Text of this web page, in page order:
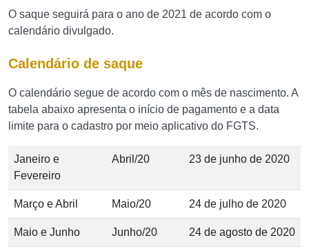
O saque seguirá para o ano de 2021 de acordo com o
calendário divulgado.
Calendário de saque
O calendário segue de acordo com o mês de nascimento. A
tabela abaixo apresenta o início de pagamento e a data
limite para o cadastro por meio aplicativo do FGTS.
Janeiro e
Fevereiro
Abril/20 23 de junho de 2020
Março e Abril Maio/20 24 de julho de 2020
Maio e Junho Junho/20 24 de agosto de 2020